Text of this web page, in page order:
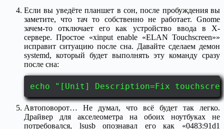
Если вы уведёте планшет в сон, после пробуждения вы
заметите, что тач то собственно не работает. Gnome
зачем-то отключает его как устройство ввода в X-
сервере. Простое «xinput enable «ELAN Touchscreen»»
исправит ситуацию после сна. Давайте сделаем демон
systemd, который будет выполнять эту команду сразу
после сна:
echo "[Unit] Description=Fix
Автоповорот… Не думал, что всё будет так легко.
Драйвер для акселеометра на обоих ноутбуках не
потребовался, lsusb опознавал его как «0483:91d1